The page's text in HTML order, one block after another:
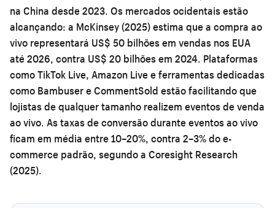
na China desde 2023. Os mercados ocidentais estão
alcançando: a McKinsey (2025) estima que a compra ao
vivo representará US$ 50 bilhões em vendas nos EUA
até 2026, contra US$ 20 bilhões em 2024. Plataformas
como TikTok Live, Amazon Live e ferramentas dedicadas
como Bambuser e CommentSold estão facilitando que
lojistas de qualquer tamanho realizem eventos de venda
ao vivo. As taxas de conversão durante eventos ao vivo
ficam em média entre 10–20%, contra 2–3% do e-
commerce padrão, segundo a Coresight Research
(2025).